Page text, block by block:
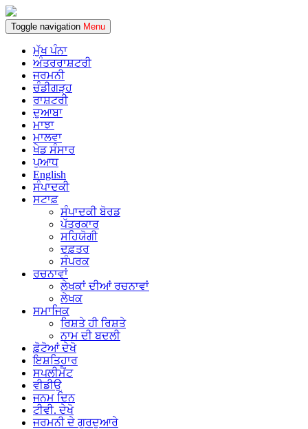
Toggle navigation Menu
ਮੁੱਖ ਪੰਨਾ
ਅੰਤਰਰਾਸ਼ਟਰੀ
ਜਰਮਨੀ
ਚੰਡੀਗੜ੍ਹ
ਰਾਸ਼ਟਰੀ
ਦੁਆਬਾ
ਮਾਝਾ
ਮਾਲਵਾ
ਖੇਡ ਸੰਸਾਰ
ਪੁਆਧ
English
ਸੰਪਾਦਕੀ
ਸਟਾਫ਼
ਸੰਪਾਦਕੀ ਬੋਰਡ
ਪੱਤਰਕਾਰ
ਸਹਿਯੋਗੀ
ਦਫ਼ਤਰ
ਸੰਪਰਕ
ਰਚਨਾਵਾਂ
ਲੇਖਕਾਂ ਦੀਆਂ ਰਚਨਾਵਾਂ
ਲੇਖਕ
ਸਮਾਜਿਕ
ਰਿਸ਼ਤੇ ਹੀ ਰਿਸ਼ਤੇ
ਨਾਮ ਦੀ ਬਦਲੀ
ਫ਼ੋਟੋਆਂ ਦੇਖੋ
ਇਸ਼ਤਿਹਾਰ
ਸਪਲੀਮੈਂਟ
ਵੀਡੀਉ
ਜਨਮ ਦਿਨ
ਟੀਵੀ. ਦੇਖੋ
ਜਰਮਨੀ ਦੇ ਗੁਰਦੁਆਰੇ